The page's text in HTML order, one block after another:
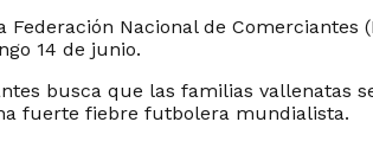
Nacional de
14 de junio.
busca que las familias vallenatas
fuerte fiebre futbolera mundialista.